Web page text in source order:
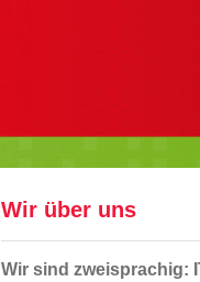
Wir über uns
Wir sind zweisprachig: